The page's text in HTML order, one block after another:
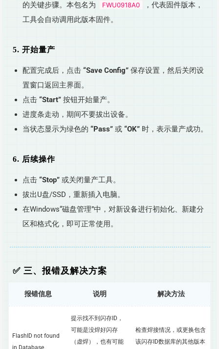
的关键步骤。本包名为
FWU0918A0
，代表固件版本，
工具会自动调用此版本固件。
5. 开始量产
配置完成后，点击 “Save Config” 保存设置，然后关闭设
置窗口返回主界面。
点击 “Start” 按钮开始量产。
进度条走动，期间不要拔出设备。
当状态显示为绿色的 “Pass” 或 “OK” 时，表示量产成功。
6. 后续操作
点击 “Stop” 或关闭量产工具。
拔出U盘/SSD，重新插入电脑。
在Windows“磁盘管理”中，对新设备进行初始化、新建分
区和格式化，即可正常使用。
✅ 三、报错及解决方案
报错信息 说明 解决方法
FlashID not found
in Database
提示找不到闪存ID，
可能是没焊好闪存
（虚焊），也有可能
检查焊接情况，或更换包含
该闪存ID数据库的其他版本